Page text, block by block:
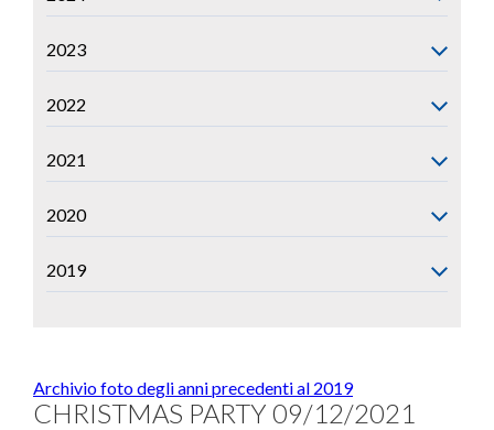
2023
2022
2021
2020
2019
Archivio foto degli anni precedenti al 2019
CHRISTMAS PARTY 09/12/2021